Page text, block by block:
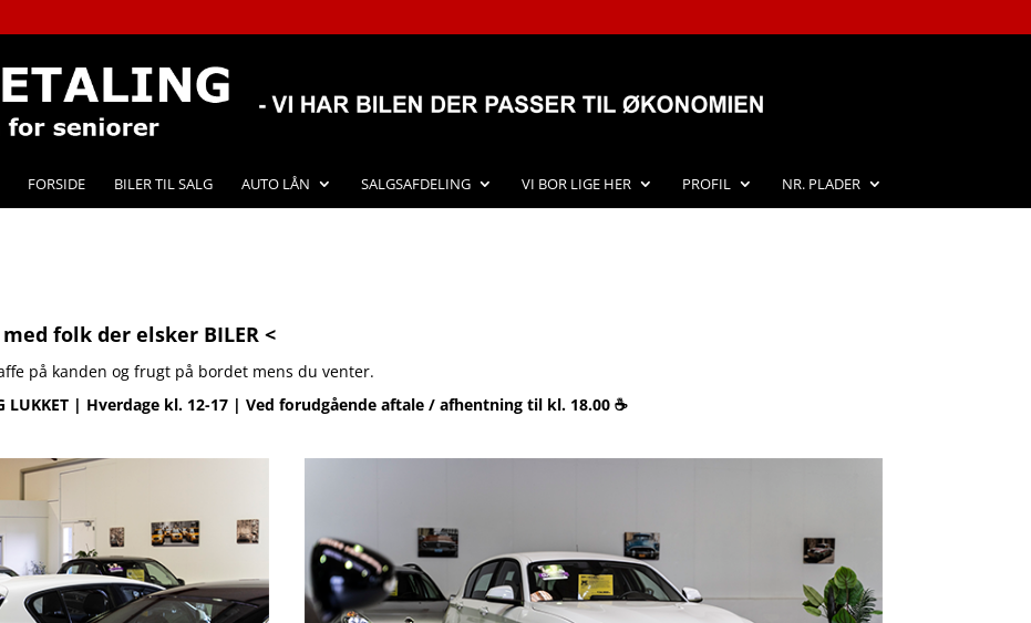
FORSIDE BILER TIL SALG AUTO LÅN SALGSAFDELING VI BOR LIGE HER PROFIL NR. PLADER
folk der elsker BILER <
på kanden og frugt på bordet mens du venter.
LUKKET | Hverdage kl. 12-17 | Ved forudgående aftale / afhentning til kl. 18.00 ☕️